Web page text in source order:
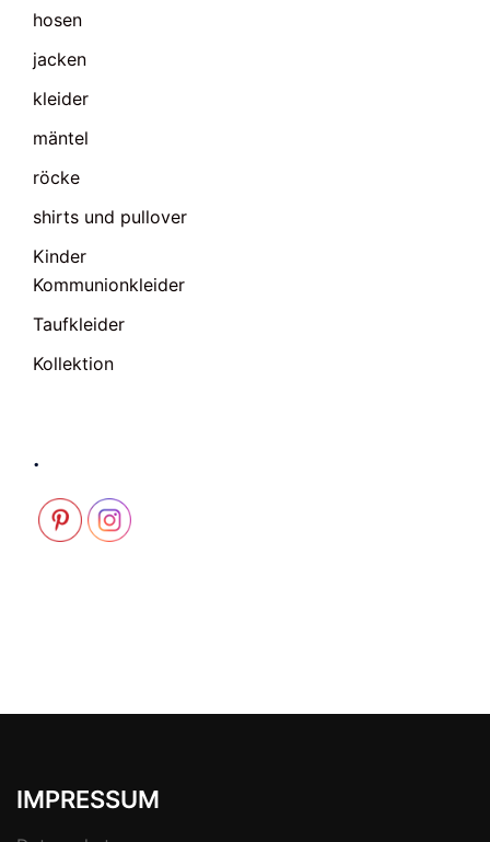
hosen
jacken
kleider
mäntel
röcke
shirts und pullover
Kinder
Kommunionkleider
Taufkleider
Kollektion
.
IMPRESSUM